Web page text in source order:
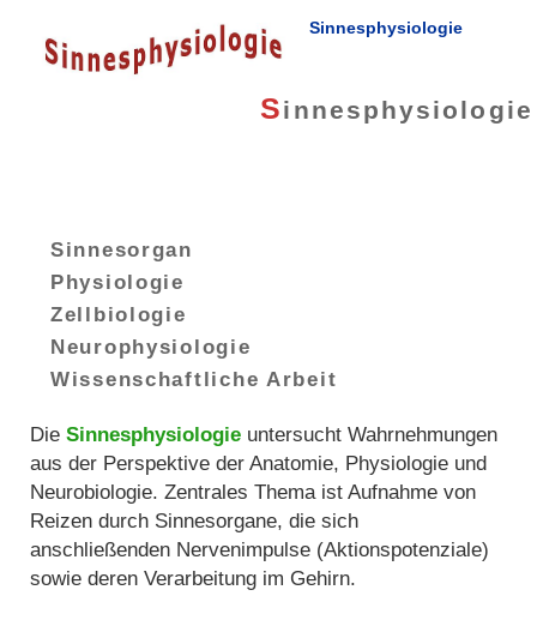
Sinnesphysiologie
Sinnesphysiologie
Sinnesorgan
Physiologie
Zellbiologie
Neurophysiologie
Wissenschaftliche Arbeit
DieSinnesphysiologie untersucht Wahrnehmungen
aus der Perspektive der Anatomie, Physiologie und
Neurobiologie. Zentrales Thema ist Aufnahme von
Reizen durch Sinnesorgane, die sich
anschließenden Nervenimpulse (Aktionspotenziale)
sowie deren Verarbeitung im Gehirn.